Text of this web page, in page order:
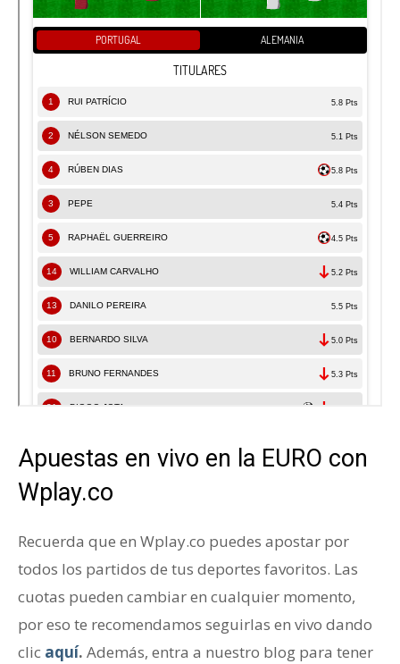
Apuestas en vivo en la EURO con
Wplay.co
Recuerda que en Wplay.co puedes apostar por
todos los partidos de tus deportes favoritos. Las
cuotas pueden cambiar en cualquier momento,
por eso te recomendamos seguirlas en vivo dando
clic aquí. Además, entra a nuestro blog para tener